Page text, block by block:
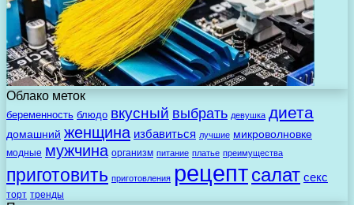
Облако меток
беременность блюдо вкусный выбрать девушка диета
домашний женщина избавиться лучшие микроволновке
модные мужчина организм питание платье преимущества
приготовить приготовления рецептсалат секс
торт тренды